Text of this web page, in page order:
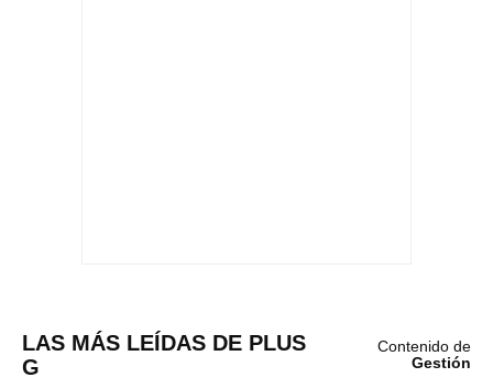
LAS MÁS LEÍDAS DE PLUS
G
Contenido de
Gestión